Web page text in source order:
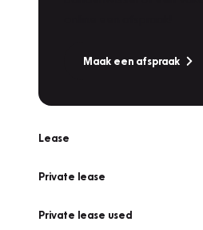
Maak een afspraak
Lease
Private lease
Private lease used